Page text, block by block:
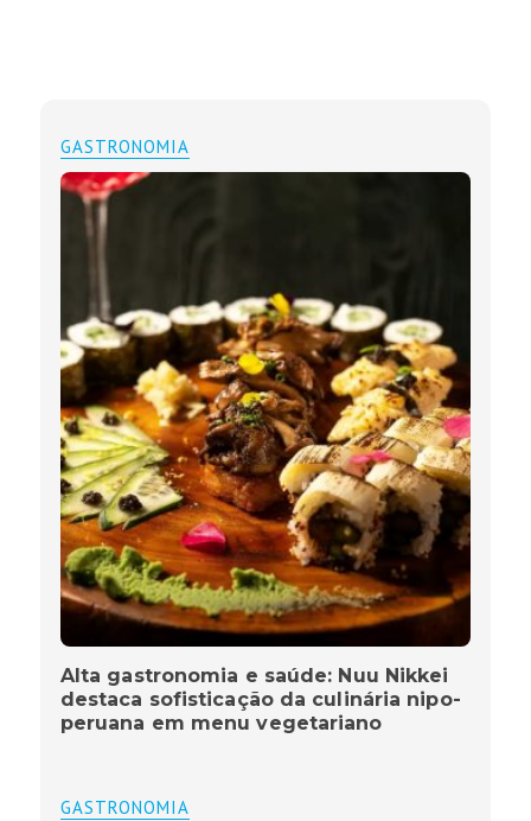
GASTRONOMIA
Alta gastronomia e saúde: Nuu Nikkei
destaca sofisticação da culinária nipo-
peruana em menu vegetariano
GASTRONOMIA